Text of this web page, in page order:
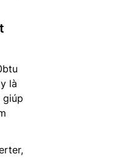
là
giúp